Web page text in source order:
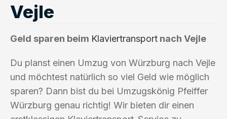
Vejle
Geld sparen beim Klaviertransport nach Vejle
Du planst einen Umzug von Würzburg nach Vejle
und möchtest natürlich so viel Geld wie möglich
sparen? Dann bist du bei Umzugskönig Pfeiffer
Würzburg genau richtig! Wir bieten dir einen